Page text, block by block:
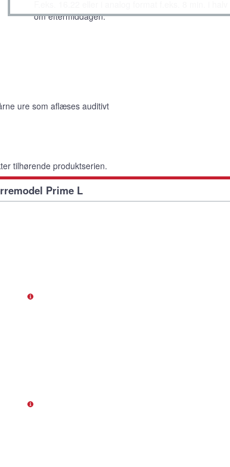
om eftermiddagen.
ure som aflæses auditivt
tilhørende produktserien.
Prime L